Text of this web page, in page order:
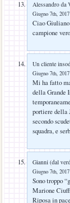
Alessandro da
Giugno 7th,
Ciao Giuliano
campione
Un cliente
Giugno 7th,
Mi ha fatto
della Grande
portiere della
secondo
squadra, e
Gianni (dal
Giugno 7th,
Sono troppo
Marione
Riposa in